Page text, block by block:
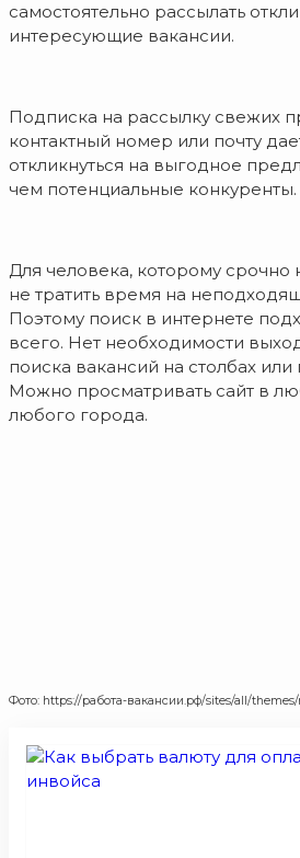
самостоятельно рассылать
интересующие вакансии.
Подписка на рассылку свежих
контактный номер или почту
откликнуться на выгодное
чем потенциальные конкуренты.
Для человека, которому срочно
не тратить время на
Поэтому поиск в интернете
всего. Нет необходимости
поиска вакансий на столбах или
Можно просматривать сайт в
любого города.
Фото: https://работа-вакансии.рф/sites/all/